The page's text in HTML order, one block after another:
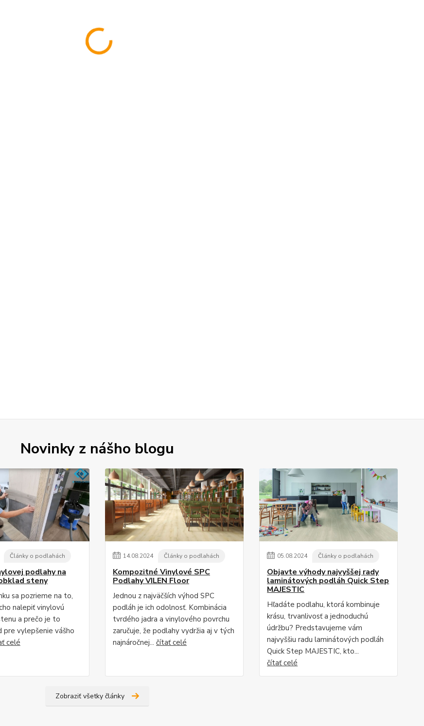
Novinky z nášho blogu
Články o podlahách
podlahy na
steny
sa pozrieme na to,
nalepiť vinylovú
a prečo je to
pre vylepšenie vášho
celé
14.08.2024 Články o podlahách
Kompozitné Vinylové SPC
Podlahy VILEN Floor
Jednou z najväčších výhod SPC
podláh je ich odolnosť. Kombinácia
tvrdého jadra a vinylového povrchu
zaručuje, že podlahy vydržia aj v tých
najnáročnej... čítať celé
05.08.2024 Články o podlahách
Objavte výhody najvyššej rady
laminátových podláh Quick Step
MAJESTIC
Hľadáte podlahu, ktorá kombinuje
krásu, trvanlivosť a jednoduchú
údržbu? Predstavujeme vám
najvyššiu radu laminátových podláh
Quick Step MAJESTIC, kto...
čítať celé
Zobraziť všetky články